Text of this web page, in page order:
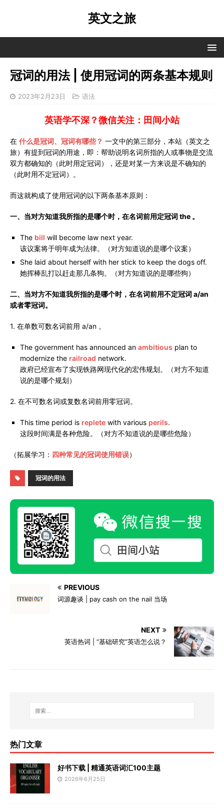
英文之旅
冠词的用法 | 使用冠词的两条基本规则
2023年2月23日 语法
英语学不深？微信关注：田间小站
在 什么是冠词、冠词有哪些？ 一文中的第三部分，本站（英文之
旅）有提到冠词的用途，即：帮助说明名词所指的人或事物是交流
双方都确知的（此时用定冠词），还是对某一方来说是不确知的
（此时用不定冠词）。
而这就构成了使用冠词的以下两条基本原则：
一、当对方知道我所指的是哪个时，在名词前用定冠词 the 。
The bill will become law next year.
该议案将于明年成为法律。（对方知道说的是哪个议案）
She laid about herself with her stick to keep the dogs off.
她挥棒乱打以赶走那几条狗。（对方知道说的是哪些狗）
二、当对方不知道我所指的是哪个时，在名词前用不定冠词 a/an
或者零冠词。
1. 在单数可数名词前用 a/an 。
The government has announced an ambitious plan to
modernize the railroad network.
政府已经宣布了实现铁路网现代化的宏伟规划。（对方不知道
说的是哪个规划）
2. 在不可数名词或复数名词前用零冠词。
This time period is replete with various perils.
这段时间满是各种危险。（对方不知道说的是哪些危险）
（拓展学习： 四种常见的冠词使用错误）
冠词的用法
PREVIOUS
词源趣谈 | pay cash on the nail 当场
NEXT
英语热词 | “基础研究”英语怎么说？
热门文章
好书下载 | 精通英语词汇100主题
2026年6月25日